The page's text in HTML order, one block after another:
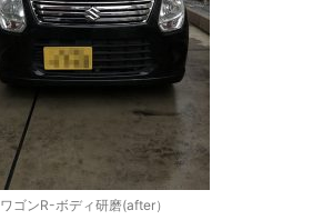
ワゴンR-ボディ研磨(after）